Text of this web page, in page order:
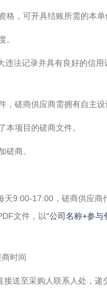
格，可开具结账所需的本单
。
违法记录并具有良好的信
，磋商供应商需拥有自主设
本项目的磋商文件。
磋商。
天9:00-17:00，磋商供应
文件，以“公司名称+参与
时间
接送至采购人联系人处，